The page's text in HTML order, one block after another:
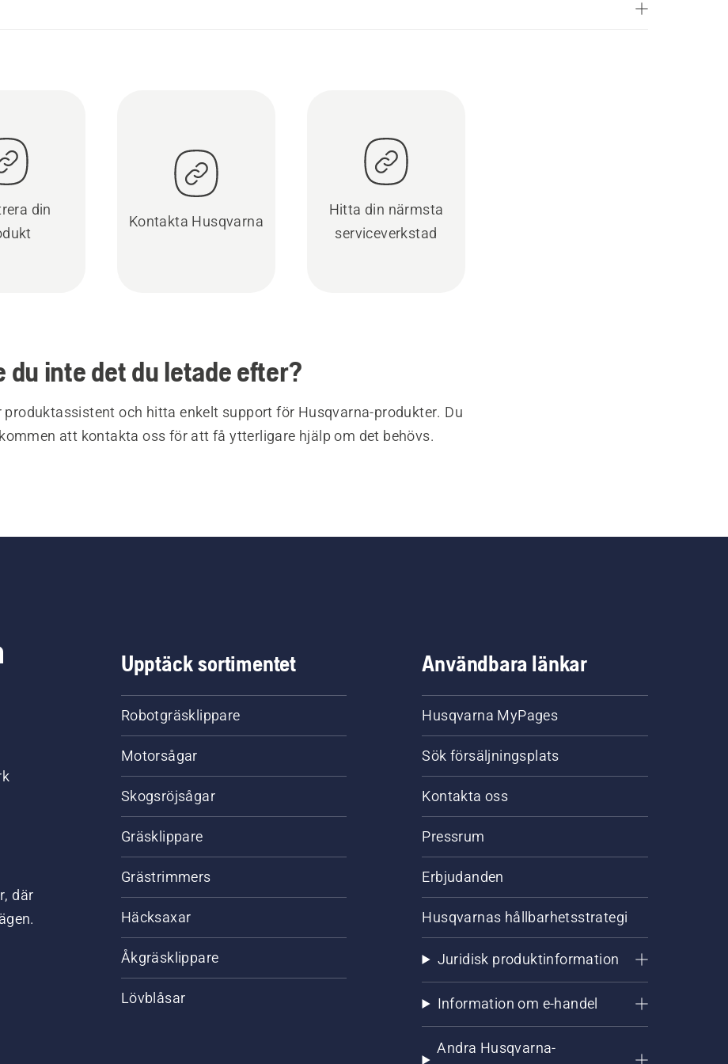
din
Kontakta Husqvarna
Hitta din närmsta
serviceverkstad
du inte det du letade efter?
produktassistent och hitta enkelt support för Husqvarna-produkter. Du
att kontakta oss för att få ytterligare hjälp om det behövs.
där
Upptäck sortimentet
Robotgräsklippare
Motorsågar
Skogsröjsågar
Gräsklippare
Grästrimmers
Häcksaxar
Åkgräsklippare
Lövblåsar
Användbara länkar
Husqvarna MyPages
Sök försäljningsplats
Kontakta oss
Pressrum
Erbjudanden
Husqvarnas hållbarhetsstrategi
Juridisk produktinformation
Information om e-handel
Andra Husqvarna-